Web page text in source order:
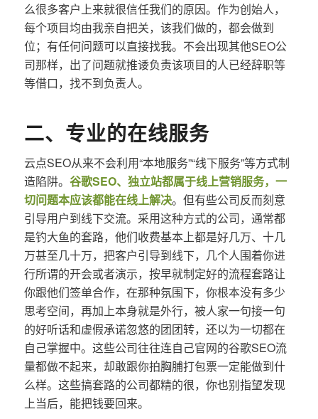
么很多客户上来就很信任我们的原因。作为创始人，
每个项目均由我亲自把关，该我们做的，都会做到
位；有任何问题可以直接找我。不会出现其他SEO公
司那样，出了问题就推诿负责该项目的人已经辞职等
等借口，找不到负责人。
二、专业的在线服务
云点SEO从来不会利用“本地服务”“线下服务”等方式制
造陷阱。 谷歌SEO、独立站都属于线上营销服务，一
切问题本应该都能在线上解决。但有些公司反而刻意
引导用户到线下交流。采用这种方式的公司，通常都
是钓大鱼的套路，他们收费基本上都是好几万、十几
万甚至几十万，把客户引导到线下，几个人围着你进
行所谓的开会或者演示，按早就制定好的流程套路让
你跟他们签单合作，在那种氛围下，你根本没有多少
思考空间，再加上本身就是外行，被人家一句接一句
的好听话和虚假承诺忽悠的团团转，还以为一切都在
自己掌握中。这些公司往往连自己官网的谷歌SEO流
量都做不起来，却敢跟你拍胸脯打包票一定能做到什
么样。这些搞套路的公司都精的很，你也别指望发现
上当后，能把钱要回来。